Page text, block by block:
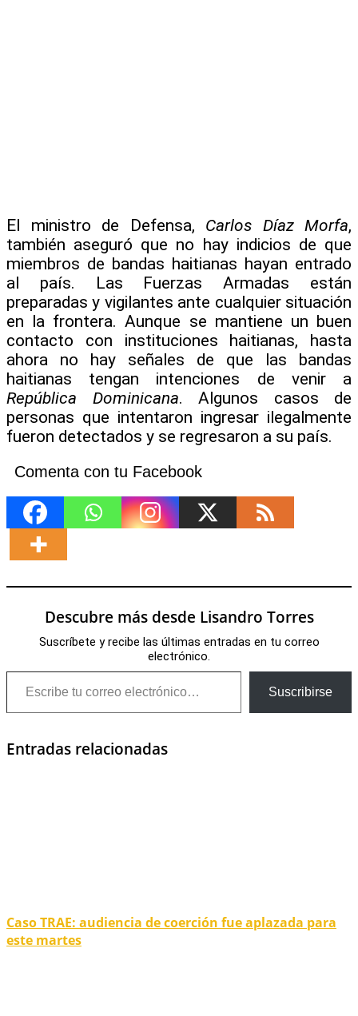
El ministro de Defensa, Carlos Díaz Morfa,
también aseguró que no hay indicios de que
miembros de bandas haitianas hayan entrado
al país. Las Fuerzas Armadas están
preparadas y vigilantes ante cualquier situación
en la frontera. Aunque se mantiene un buen
contacto con instituciones haitianas, hasta
ahora no hay señales de que las bandas
haitianas tengan intenciones de venir a
República Dominicana. Algunos casos de
personas que intentaron ingresar ilegalmente
fueron detectados y se regresaron a su país.
Comenta con tu Facebook
Descubre más desde Lisandro Torres
Suscríbete y recibe las últimas entradas en tu correo
electrónico.
Escribe tu correo electrónico…
Suscribirse
Entradas relacionadas
Caso TRAE: audiencia de coerción fue aplazada para
este martes